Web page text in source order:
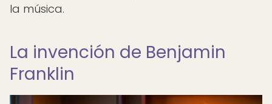
la música.
La invención de Benjamin
Franklin